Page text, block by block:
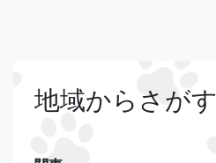
地域からさがす